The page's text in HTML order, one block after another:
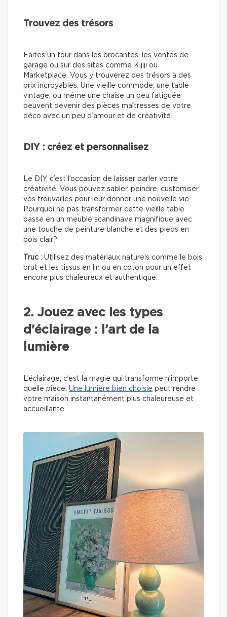
Trouvez des trésors
Faites un tour dans les brocantes, les ventes de
garage ou sur des sites comme Kijiji ou
Marketplace. Vous y trouverez des trésors à des
prix incroyables. Une vieille commode, une table
vintage, ou même une chaise un peu fatiguée
peuvent devenir des pièces maîtresses de votre
déco avec un peu d’amour et de créativité.
DIY : créez et personnalisez
Le DIY, c’est l’occasion de laisser parler votre
créativité. Vous pouvez sabler, peindre, customiser
vos trouvailles pour leur donner une nouvelle vie.
Pourquoi ne pas transformer cette vieille table
basse en un meuble scandinave magnifique avec
une touche de peinture blanche et des pieds en
bois clair?
Truc : Utilisez des matériaux naturels comme le bois
brut et les tissus en lin ou en coton pour un effet
encore plus chaleureux et authentique.
2. Jouez avec les types
d'éclairage : l’art de la
lumière
L’éclairage, c’est la magie qui transforme n’importe
quelle pièce. Une lumière bien choisie peut rendre
votre maison instantanément plus chaleureuse et
accueillante.